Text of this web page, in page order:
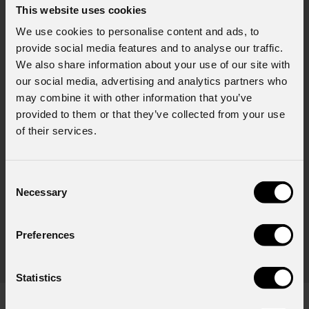
This website uses cookies
We use cookies to personalise content and ads, to
provide social media features and to analyse our traffic.
We also share information about your use of our site with
our social media, advertising and analytics partners who
may combine it with other information that you’ve
provided to them or that they’ve collected from your use
of their services.
Selection
Necessary
Preferences
Statistics